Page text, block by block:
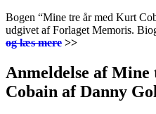
Bogen “Mine tre år med Kurt
udgivet af Forlaget Memoris.
og læs mere >>
Anmeldelse af
Cobain af Danny